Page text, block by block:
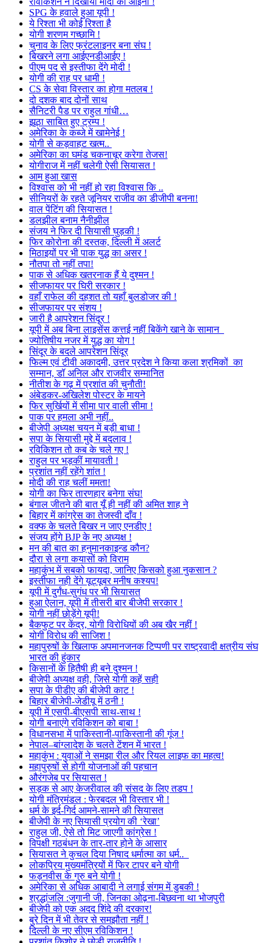
SPG के हवाले हुआ यूपी !
ये रिश्ता भी कोई रिश्ता है
योगी शरणम गच्छामि !
चुनाव के लिए फ्रंटलाइनर बना संघ !
बिखरने लगा आईएनडीआईए !
पीएम पद से इस्तीफा देंगे मोदी !
योगी की राह पर धामी !
CS के सेवा विस्तार का होगा मतलब !
दो दशक बाद दोनों साथ
सैनिटरी पैड पर राहुल गांधी…
झूठा साबित हुए ट्रम्प !
अमेरिका के कब्जे में खामेनेई !
योगी से कड़वाहट खत्म..
अमेरिका का घमंड चकनाचूर करेगा तेजस!
योगीराज में नहीं चलेगी ऐसी सियासत !
आम हुआ खास
विश्वास को भी नहीं हो रहा विश्वास कि ..
सीनियरों के रहते जूनियर राजीव का डीजीपी बनना!
वाल पेंटिंग की सियासत !
डलझील बनाम नैनीझील
संजय ने फिर दी सियासी घुड़की !
फिर कोरोना की दस्तक, दिल्ली में अलर्ट
मिठाइयों पर भी पाक युद्ध का असर !
नौतपा तो नहीं तपा!
पाक से अधिक खतरनाक हैं ये दुश्मन !
सीजफायर पर घिरी सरकार !
वहाँ राफेल की दहशत तो यहाँ बुलडोजर की !
सीजफायर पर संशय !
जारी है आपरेशन सिंदूर !
यूपी में अब बिना लाइसेंस कत्तई नहीं बिकेंगे खाने के सामान
ज्योतिषीय नजर में युद्ध का योग !
सिंदूर के बदले आपरेशन सिंदूर
फिल्म एवं टीवी अकादमी, उत्तर प्रदेश ने किया कला श्रमिकों का
सम्मान, डॉ अनिल और राजवीर सम्मानित
नीतीश के गढ़ में प्रशांत की चुनौती!
अंबेडकर-अखिलेश पोस्टर के मायने
फिर सुर्खियों में सीमा पार वाली सीमा !
पाक पर हमला अभी नहीं..
बीजेपी अध्यक्ष चयन में बड़ी बाधा !
सपा के सियासी मुद्दे में बदलाव !
रविकिशन तो कब के चले गए !
राहुल पर भड़कीं मायावती !
प्रशांत नहीं रहेंगे शांत !
मोदी की राह चलीं ममता!
योगी का फिर तारणहार बनेगा संघ!
बंगाल जीतने की बात यूँ ही नहीं की अमित शाह ने
बिहार में कांग्रेस का तेजस्वी दाँव !
वक्फ के चलते बिखर न जाए एनडीए !
संजय होंगे BJP के नए अध्यक्ष !
मन की बात का हनुमानकाइन्ड कौन?
दौरा से लगा कयासों को विराम
महाकुंभ में सबको फायदा, जानिए किसको हुआ नुकसान ?
इस्तीफा नही देंगे यूट्यूबर मनीष कश्यप!
यूपी में दुर्गंध-सुगंध पर भी सियासत
हुआ ऐलान, यूपी में तीसरी बार बीजेपी सरकार !
योगी नहीं छोड़ेंगे यूपी!
बैकफुट पर केंद्र, योगी विरोधियों की अब खैर नहीं !
योगी विरोध की साजिश !
महापुरुषों के खिलाफ अपमानजनक टिप्पणी पर राष्ट्रवादी क्षत्रीय संघ
भारत की हुंकार
किसानों के हितैषी ही बने दुश्मन !
बीजेपी अध्यक्ष वही, जिसे योगी कहें सही
सपा के पीडीए की बीजेपी काट !
बिहार बीजेपी-जेडीयू में ठनी !
यूपी में एसपी-बीएसपी साथ-साथ !
योगी बनाएंगे रविकिशन को बाबा !
विधानसभा में पाकिस्तानी-पाकिस्तानी की गूंज !
नेपाल–बांग्लादेश के चलते टेंशन में भारत !
महाकुंभ : युवाओं ने समझा रील और रियल लाइफ का महत्व!
महापुरुषों से होगी योजनाओं की पहचान
औरंगजेब पर सियासत !
सड़क से आए केजरीवाल की संसद के लिए तडप !
योगी मंत्रिमंडल : फेरबदल भी विस्तार भी !
धर्म के इर्द-गिर्द आमने-सामने की सियासत
बीजेपी के नए सियासी प्रयोग की ‘रेखा’
राहुल जी, ऐसे तो मिट जाएगी कांग्रेस !
विपक्षी गठबंधन के तार-तार होने के आसार
सियासत ने कुचल दिया निषाद धर्मात्मा का धर्म..
लोकप्रिय मुख्यमंत्रियों में फिर टापर बने योगी
फड़नवीस के गुरु बने योगी !
अमेरिका से अधिक आबादी ने लगाई संगम में डुबकी !
श्रद्धांजलि :जुगानी जी, जिनका ओढ़ना-बिछवना था भोजपुरी
बीजेपी को एक अदद शिंदे की दरकार!
बुरे दिन में भी तेवर से समझौता नहीं !
दिल्ली के नए सीएम रविकिशन !